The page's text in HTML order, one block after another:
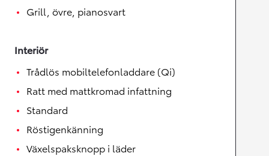
Grill, övre, pianosvart
Interiör
Trådlös mobiltelefonladdare (Qi)
Ratt med mattkromad infattning
Standard
Röstigenkänning
Växelspaksknopp i läder